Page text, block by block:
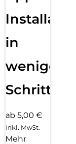
Installation
in
wenigen
Schritten
ab 5,00 €
inkl. MwSt.
Mehr